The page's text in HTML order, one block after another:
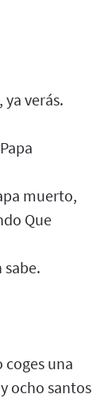
verás.
muerto,
Que
coges una
ocho santos